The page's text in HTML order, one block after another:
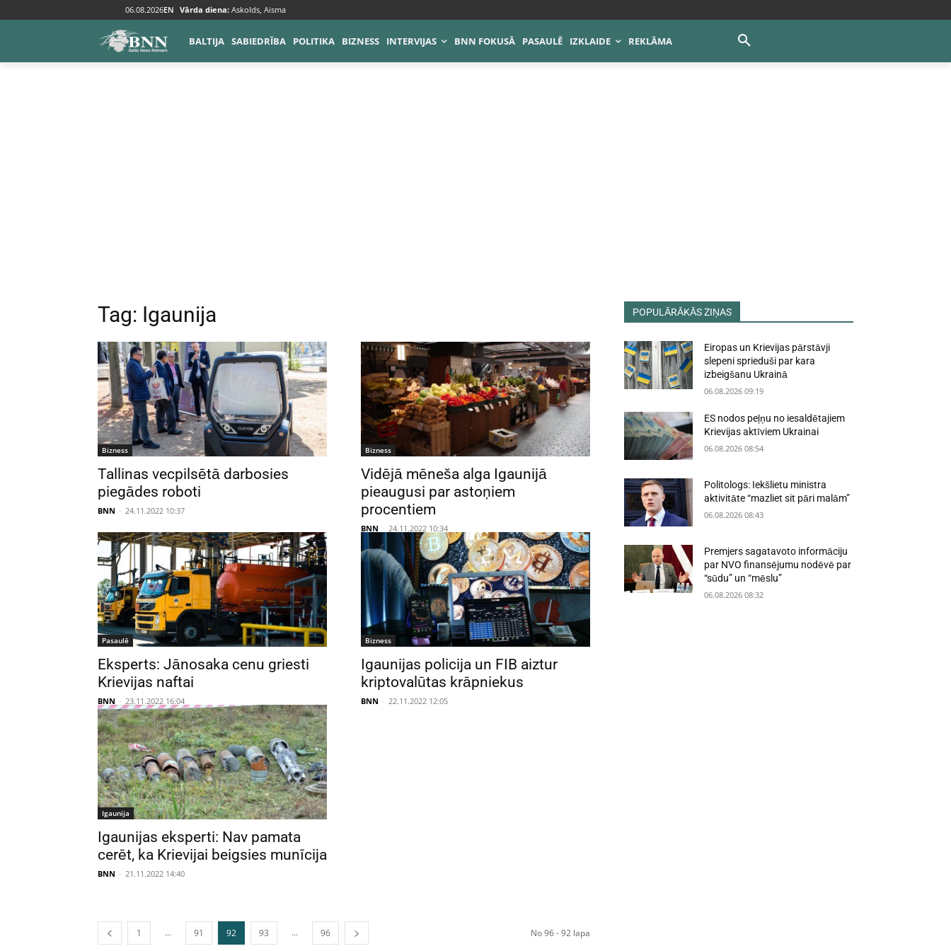
06.08.2026EN Vārda diena: Askolds, Aisma
BALTIJA SABIEDRĪBA POLITIKA BIZNESS INTERVIJAS BNN FOKUSĀ PASAULĒ IZKLAIDE REKLĀMA
Tags Igaunija
Tag: Igaunija
Bizness
Tallinas vecpilsētā darbosies
piegādes roboti
BNN - 24.11.2022 10:37
Bizness
Vidējā mēneša alga Igaunijā
pieaugusi par astoņiem
procentiem
BNN - 24.11.2022 10:34
Pasaulē
Eksperts: Jānosaka cenu griesti
Krievijas naftai
BNN - 23.11.2022 16:04
Bizness
Igaunijas policija un FIB aiztur
kriptovalūtas krāpniekus
BNN - 22.11.2022 12:05
Igaunija
Igaunijas eksperti: Nav pamata
cerēt, ka Krievijai beigsies munīcija
BNN - 21.11.2022 14:40
1 ... 91 92 93 ... 96 No 96 - 92 lapa
POPULĀRĀKĀS ZIŅAS
Eiropas un Krievijas pārstāvji
slepeni sprieduši par kara
izbeigšanu Ukrainā
06.08.2026 09:19
ES nodos peļņu no iesaldētajiem
Krievijas aktīviem Ukrainai
06.08.2026 08:54
Politologs: Iekšlietu ministra
aktivitāte “mazliet sit pāri malām”
06.08.2026 08:43
Premjers sagatavoto informāciju
par NVO finansējumu nodēvē par
“sūdu” un “mēslu”
06.08.2026 08:32